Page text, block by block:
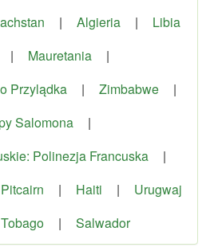
| Algieria |
Libia
| Mauretania
|
Przylądka
| Zimbabwe
|
Salomona
|
Polinezja Francuska
|
| Haiti |
Urugwaj
| Salwador